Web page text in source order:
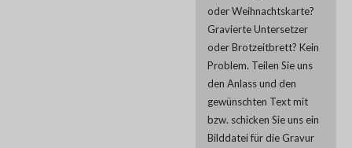
oder Weihnachtskarte?
Gravierte Untersetzer
oder Brotzeitbrett? Kein
Problem. Teilen Sie uns
den Anlass und den
gewünschten Text mit
bzw. schicken Sie uns ein
Bilddatei für die Gravur